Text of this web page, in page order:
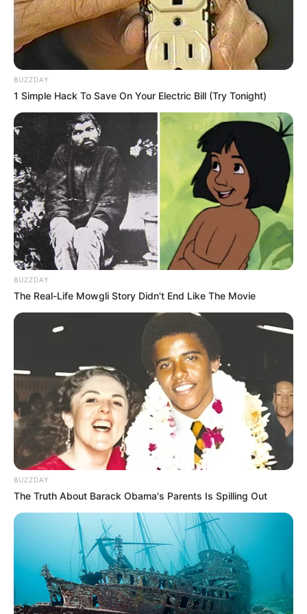
Les partants en lice pour la victoire au
Tiercé Quinté du jour
1 ANTHORUS
2 MORPHEWAN
3 BEVAN
4 CICCIO BOY
5 MONTY
6 AZKA
7 HARRY WAY
8 LEV
9 KLEORA
10 FUTURE FATE
11 TUMBLER
12 DEVIL IN THE SKY
13 INCRACKABLE
14 HAMLET’S NIGHT
Arrivée Quinté PMU du PRIX RFM –
SUPER HANDICAP DE LA RENTREE
5 – 3 – 2 – 12 – 9
Meilleur pronostic Quinté du Jour
BUZZDAY
1 Simple Hack To Save On Your Electric Bill (Try Tonight)
BUZZDAY
The Real-Life Mowgli Story Didn't End Like The Movie
BUZZDAY
The Truth About Barack Obama's Parents Is Spilling Out